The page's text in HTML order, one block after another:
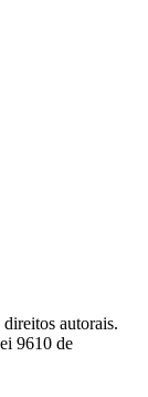
autorais.
9610 de